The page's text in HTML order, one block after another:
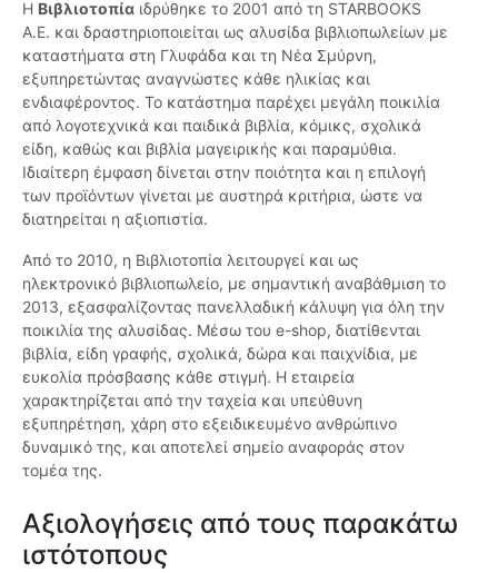
Η Βιβλιοτοπία ιδρύθηκε το 2001 από τη STARBOOKS
A.E. και δραστηριοποιείται ως αλυσίδα βιβλιοπωλείων με
καταστήματα στη Γλυφάδα και τη Νέα Σμύρνη,
εξυπηρετώντας αναγνώστες κάθε ηλικίας και
ενδιαφέροντος. Το κατάστημα παρέχει μεγάλη ποικιλία
από λογοτεχνικά και παιδικά βιβλία, κόμικς, σχολικά
είδη, καθώς και βιβλία μαγειρικής και παραμύθια.
Ιδιαίτερη έμφαση δίνεται στην ποιότητα και η επιλογή
των προϊόντων γίνεται με αυστηρά κριτήρια, ώστε να
διατηρείται η αξιοπιστία.
Από το 2010, η Βιβλιοτοπία λειτουργεί και ως
ηλεκτρονικό βιβλιοπωλείο, με σημαντική αναβάθμιση το
2013, εξασφαλίζοντας πανελλαδική κάλυψη για όλη την
ποικιλία της αλυσίδας. Μέσω του e-shop, διατίθενται
βιβλία, είδη γραφής, σχολικά, δώρα και παιχνίδια, με
ευκολία πρόσβασης κάθε στιγμή. Η εταιρεία
χαρακτηρίζεται από την ταχεία και υπεύθυνη
εξυπηρέτηση, χάρη στο εξειδικευμένο ανθρώπινο
δυναμικό της, και αποτελεί σημείο αναφοράς στον
τομέα της.
Αξιολογήσεις από τους παρακάτω
ιστότοπους